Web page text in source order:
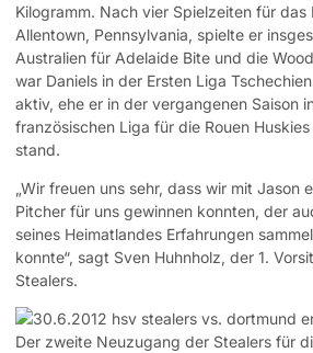
Kilogramm. Nach vier Spielzeiten für
Allentown, Pennsylvania, spielte er
Australien für Adelaide Bite und die
war Daniels in der Ersten Liga
aktiv, ehe er in der vergangenen Saison
französischen Liga für die Rouen
stand.
„Wir freuen uns sehr, dass wir mit Jason
Pitcher für uns gewinnen konnten, der
seines Heimatlandes Erfahrungen
konnte“, sagt Sven Huhnholz, der 1.
Stealers.
Der zweite Neuzugang der Stealers für